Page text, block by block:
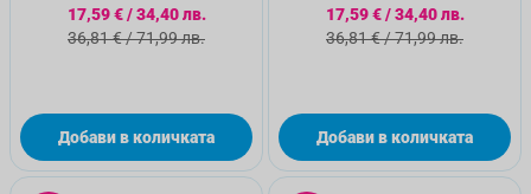
Специална цена
17,59 €/34,40 лв.
Стандартна цена
36,81 €/71,99 лв.
Добави в количката
Специална цена
17,59 €/34,40 лв.
Стандартна цена
36,81 €/71,99 лв.
Добави в количката